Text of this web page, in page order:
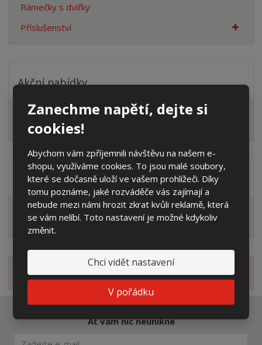
Zanechme napětí, dejte si
cookies!
Abychom vám zpříjemnili návštěvu na našem e-
shopu, využíváme cookies. To jsou malé soubory,
které se dočasně uloží ve vašem prohlížeči. Díky
tomu poznáme, jaké rozváděče vás zajímají a
nebude mezi námi hrozit zkrat kvůli reklamě, která
se vám nelíbí. Toto nastavení je možné kdykoliv
změnit.
Chci vidět nastavení
V pořádku
Rámečky s dvířky
Příslušenství
Akční nabídky
Pro fotovoltaiky
Výprodej
Distribuční společnost
EG.D
ČEZ
Novinky
Ať vám nic neunikne